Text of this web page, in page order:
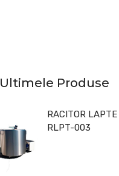
Ultimele Produse
RACITOR
RLPT-003